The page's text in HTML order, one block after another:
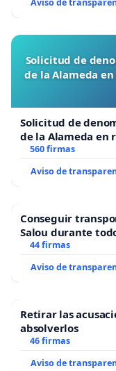
Aviso de
Solicitud de
de la Alameda
Solicitud de
de la Alameda en
“Mazinger”
560 firmas
Aviso de
Conseguir
Salou durante
44 firmas
Aviso de
Retirar las
absolverlos
46 firmas
Aviso de